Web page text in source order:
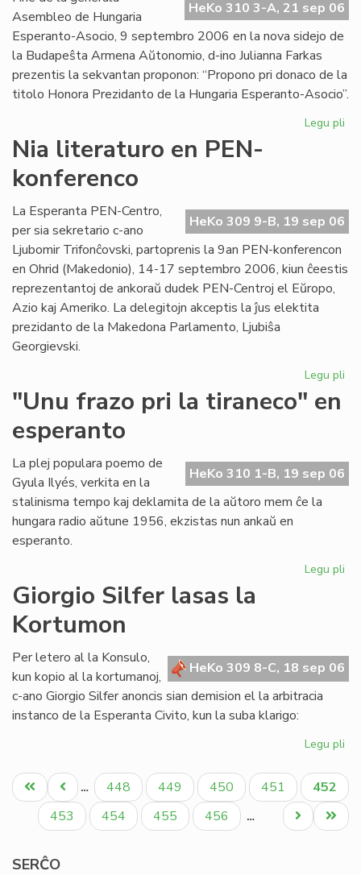
HeKo 310 3-A, 21 sep 06
Asembleo de Hungaria
Esperanto-Asocio, 9 septembro 2006 en la nova sidejo de
la Budapeŝta Armena Aŭtonomio, d-ino Julianna Farkas
prezentis la sekvantan proponon: “Propono pri donaco de la
titolo Honora Prezidanto de la Hungaria Esperanto-Asocio”.
Legu pli
Nia literaturo en PEN-
konferenco
HeKo 309 9-B, 19 sep 06
La Esperanta PEN-Centro,
per sia sekretario c-ano
Ljubomir Trifonĉovski, partoprenis la 9an PEN-konferencon
en Ohrid (Makedonio), 14-17 septembro 2006, kiun ĉeestis
reprezentantoj de ankoraŭ dudek PEN-Centroj el Eŭropo,
Azio kaj Ameriko. La delegitojn akceptis la ĵus elektita
prezidanto de la Makedona Parlamento, Ljubiŝa
Georgievski.
Legu pli
"Unu frazo pri la tiraneco" en
esperanto
HeKo 310 1-B, 19 sep 06
La plej populara poemo de
Gyula Ilyés, verkita en la
stalinisma tempo kaj deklamita de la aŭtoro mem ĉe la
hungara radio aŭtune 1956, ekzistas nun ankaŭ en
esperanto.
Legu pli
Giorgio Silfer lasas la
Kortumon
HeKo 309 8-C, 18 sep 06
Per letero al la Konsulo,
kun kopio al la kortumanoj,
c-ano Giorgio Silfer anoncis sian demision el la arbitracia
instanco de la Esperanta Civito, kun la suba klarigo:
Legu pli
la
Pagination
Unua
paĝo
Antaŭa
paĝo
… Paĝo
448 Paĝo
449 Paĝo
450 Paĝo
451
Aktuala
paĝo
452
Paĝo
453 Paĝo
454 Paĝo
455 Paĝo
456 …
Last
page
Next
page
SERĈO